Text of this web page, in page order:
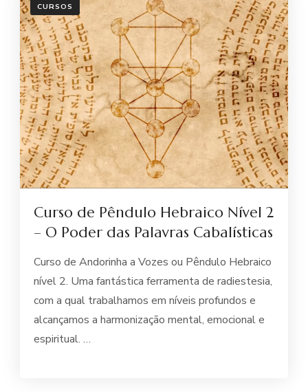
CURSOS
Curso de Pêndulo Hebraico Nível 2
– O Poder das Palavras Cabalísticas
Curso de Andorinha a Vozes ou Pêndulo Hebraico
nível 2. Uma fantástica ferramenta de radiestesia,
com a qual trabalhamos em níveis profundos e
alcançamos a harmonização mental, emocional e
espiritual. …